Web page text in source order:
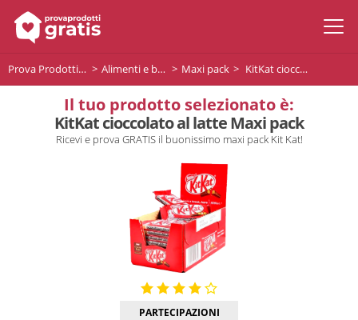
Prova Prodotti Gratis Alimenti e bevande Maxi pack KitKat cioccolato al latte Maxi pack
Il tuo prodotto selezionato è:
KitKat cioccolato al latte Maxi pack
Ricevi e prova GRATIS il buonissimo maxi pack Kit Kat!
PARTECIPAZIONI